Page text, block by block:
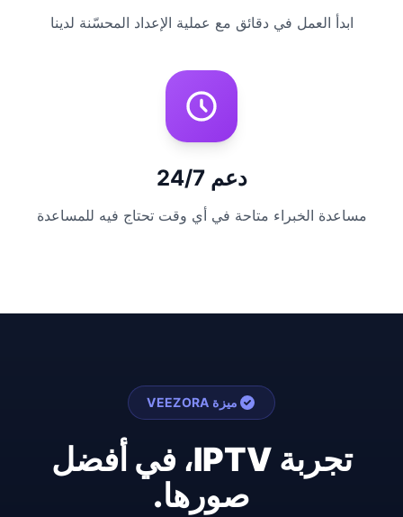
ابدأ العمل في دقائق مع عملية الإعداد المحسّنة لدينا
دعم 24/7
مساعدة الخبراء متاحة في أي وقت تحتاج فيه للمساعدة
ميزة VEEZORA
تجربة IPTV، في أفضل
صورها.